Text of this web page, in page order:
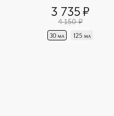
3 735 ¤
4 150 ¤
30 мл 125 мл